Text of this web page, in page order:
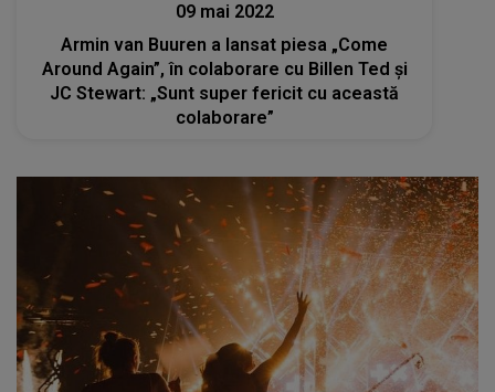
09 mai 2022
Armin van Buuren a lansat piesa „Come
Around Again”, în colaborare cu Billen Ted și
JC Stewart: „Sunt super fericit cu această
colaborare”